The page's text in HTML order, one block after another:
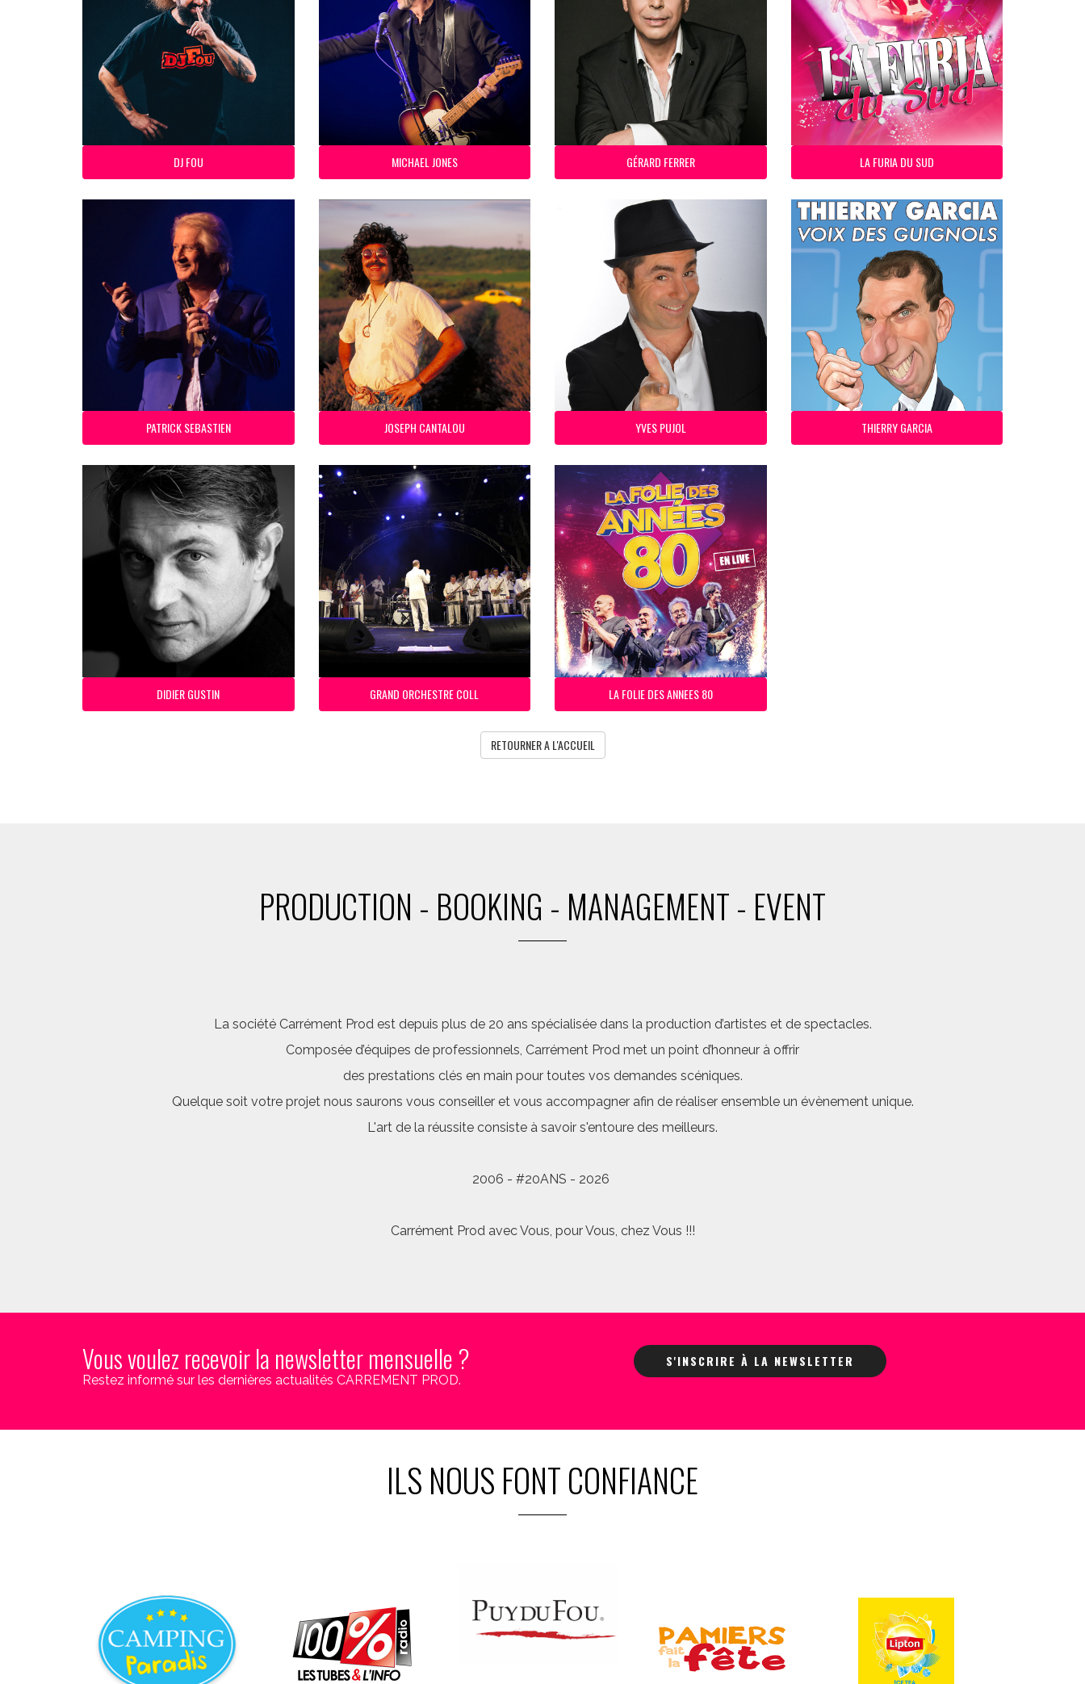
DJ FOU MICHAEL JONES GÉRARD FERRER LA FURIA DU SUD
PATRICK SEBASTIEN JOSEPH CANTALOU YVES PUJOL THIERRY GARCIA
DIDIER GUSTIN GRAND ORCHESTRE COLL LA FOLIE DES ANNEES 80
RETOURNER A L'ACCUEIL
PRODUCTION - BOOKING - MANAGEMENT - EVENT
La société Carrément Prod est depuis plus de 20 ans spécialisée dans la production d’artistes et de spectacles.
Composée d’équipes de professionnels, Carrément Prod met un point d’honneur à offrir
des prestations clés en main pour toutes vos demandes scéniques.
Quelque soit votre projet nous saurons vous conseiller et vous accompagner afin de réaliser ensemble un évènement unique.
L'art de la réussite consiste à savoir s'entoure des meilleurs.
2006 - #20ANS - 2026
Carrément Prod avec Vous, pour Vous, chez Vous !!!
Vous voulez recevoir la newsletter mensuelle ?
Restez informé sur les dernières actualités CARREMENT PROD.
S'INSCRIRE À LA NEWSLETTER
ILS NOUS FONT CONFIANCE